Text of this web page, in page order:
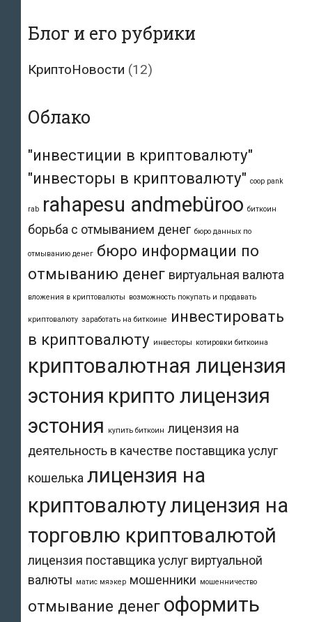
Блог и его рубрики
КриптоНовости (12)
Облако
"инвестиции в криптовалюту"
"инвесторы в криптовалюту" coop pank
rab rahapesu andmebüroo биткоин
борьба с отмыванием денег бюро данных по
отмыванию денег бюро информации по
отмыванию денег виртуальная валюта
вложения в криптовалюты возможность покупать и продавать
криптовалюту заработать на биткоине
инвестировать
в криптовалюту инвесторы котировки биткоина
криптовалютная лицензия
эстония крипто лицензия
эстония
купить биткоин лицензия на
деятельность в качестве поставщика услуг
кошелька лицензия на
криптовалютулицензия на
торговлю криптовалютой
лицензия поставщика услуг виртуальной
валюты матис мяэкер мошенники мошенничество
отмывание денег оформить